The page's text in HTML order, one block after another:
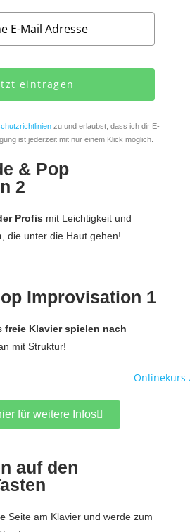
eintragen
zu und erlaubst, dass ich dir E-
ist jederzeit mit nur einem Klick möglich.
& Pop
2
Profis mit Leichtigkeit und
, die unter die Haut gehen!
Improvisation 1
freie Klavier spielen nach
mit Struktur!
für weitere Infos
auf den
Seite am Klavier und werde zum